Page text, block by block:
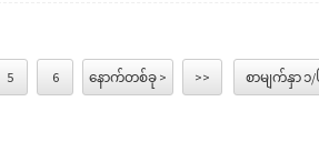
5 6 နောက်တစ်ခု > >> စာမျက်နှာ ၁